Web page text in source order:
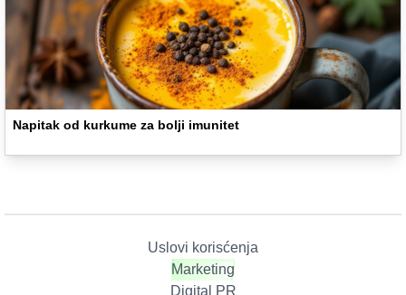
Napitak od kurkume za bolji imunitet
Uslovi korisćenja
Marketing
Digital PR